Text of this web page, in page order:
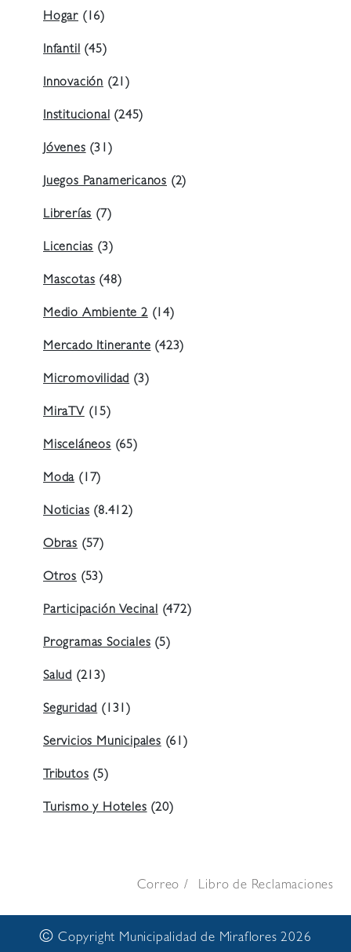
Hogar (16)
Infantil (45)
Innovación (21)
Institucional (245)
Jóvenes (31)
Juegos Panamericanos (2)
Librerías (7)
Licencias (3)
Mascotas (48)
Medio Ambiente 2(14)
Mercado Itinerante (423)
Micromovilidad (3)
MiraTV (15)
Misceláneos (65)
Moda (17)
Noticias (8.412)
Obras (57)
Otros (53)
Participación Vecinal (472)
Programas Sociales (5)
Salud (213)
Seguridad (131)
Servicios Municipales (61)
Tributos (5)
Turismo y Hoteles (20)
Correo Libro de Reclamaciones
© Copyright Municipalidad de Miraflores 2026